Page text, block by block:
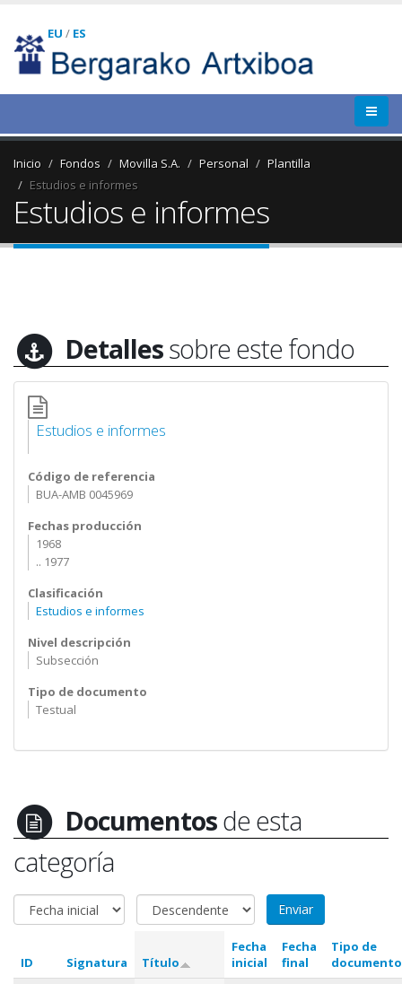
EU / ES
Inicio Fondos Movilla S.A. Personal
Plantilla
Estudios e informes
Estudios e informes
Detallessobre este fondo
Estudios e informes
Código de referencia
BUA-AMB 0045969
Fechas producción
1968
.. 1977
Clasificación
Estudios e informes
Nivel descripción
Subsección
Tipo de documento
Testual
Documentosde esta
categoría
ID Signatura Título
Fecha
inicial
Fecha
final
Tipo de
documento